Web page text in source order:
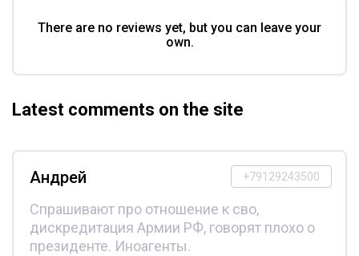
There are no reviews yet, but you can leave your
own.
Latest comments on the site
+79129243500
Андрей
Спрашивают про отношение к сво,
дискредитация Армии РФ, говорят плохо о
президенте. Иноагенты.